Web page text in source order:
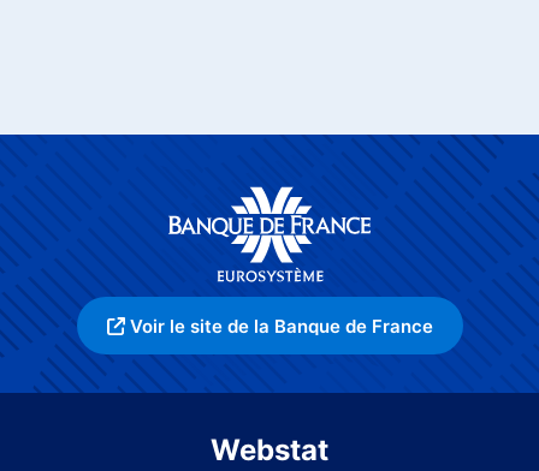
Voir le site de la Banque de France
Webstat